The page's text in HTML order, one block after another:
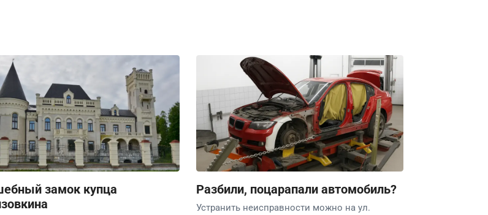
замок купца
Разбили, поцарапали автомобиль?
Устранить неисправности можно на ул.